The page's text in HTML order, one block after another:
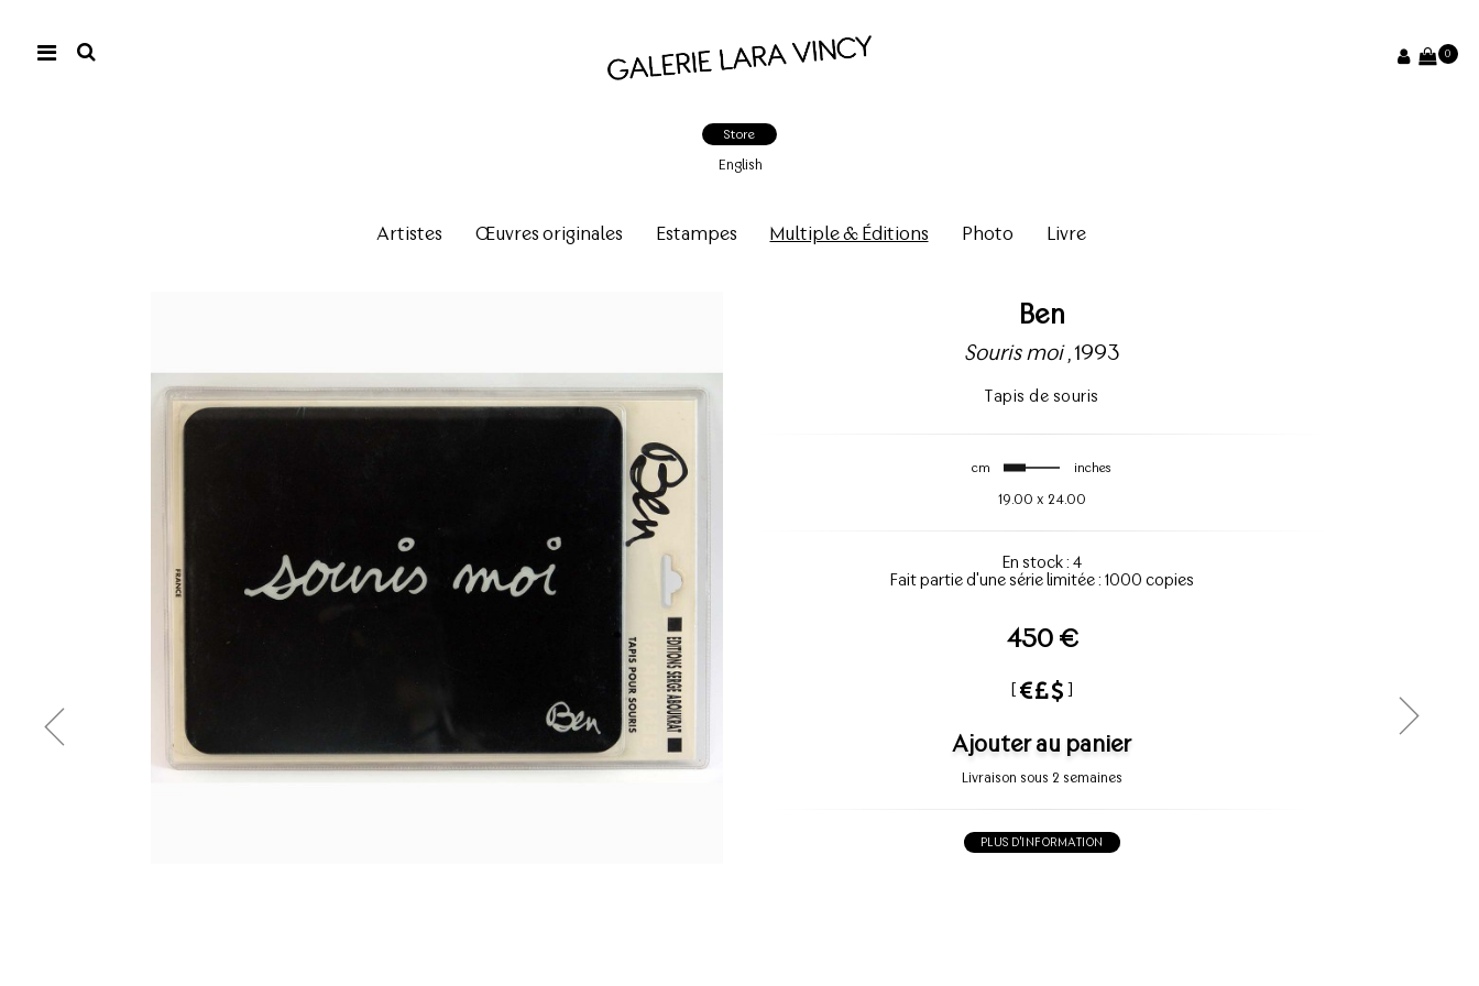
0
Store
English
Artistes Œuvres originales Estampes Multiple & Éditions Photo Livre
Ben
Souris moi, 1993
Tapis de souris
cm inches
19.00 x 24.00
En stock : 4
Fait partie d'une série limitée : 1000 copies
450 €
[ ]
Ajouter au panier
Livraison sous 2 semaines
PLUS D'INFORMATION